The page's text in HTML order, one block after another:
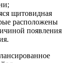
щитовидная
расположены
появления